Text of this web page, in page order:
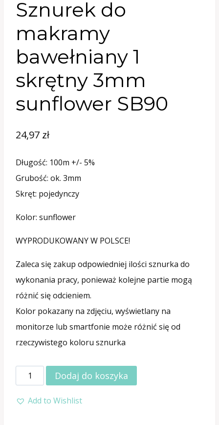
Sznurek do
makramy
bawełniany 1
skrętny 3mm
sunflower SB90
24,97 zł
Długość: 100m +/- 5%
Grubość: ok. 3mm
Skręt: pojedynczy
Kolor: sunflower
WYPRODUKOWANY W POLSCE!
Zaleca się zakup odpowiedniej ilości sznurka do
wykonania pracy, ponieważ kolejne partie mogą
różnić się odcieniem.
Kolor pokazany na zdjęciu, wyświetlany na
monitorze lub smartfonie może różnić się od
rzeczywistego koloru sznurka
ilość
Sznurek
do
Dodaj do koszyka
Add to Wishlist